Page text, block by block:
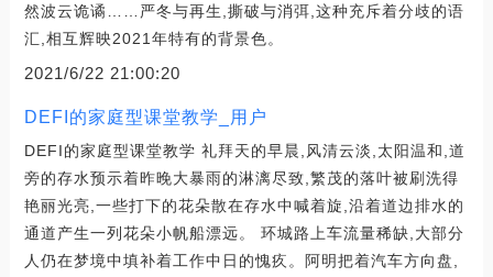
然波云诡谲……严冬与再生,撕破与消弭,这种充斥着分歧的语
汇,相互辉映2021年特有的背景色。
2021/6/22 21:00:20
DEFI的家庭型课堂教学_用户
DEFI的家庭型课堂教学 礼拜天的早晨,风清云淡,太阳温和,道
旁的存水预示着昨晚大暴雨的淋漓尽致,繁茂的落叶被刷洗得
艳丽光亮,一些打下的花朵散在存水中喊着旋,沿着道边排水的
通道产生一列花朵小帆船漂远。 环城路上车流量稀缺,大部分
人仍在梦境中填补着工作中日的愧疚。阿明把着汽车方向盘,